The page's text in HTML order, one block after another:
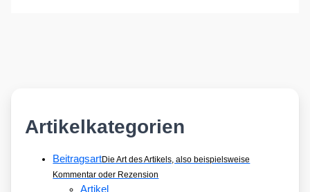
Artikelkategorien
BeitragsartDie Art des Artikels, also beispielsweise
Kommentar oder Rezension
Artikel